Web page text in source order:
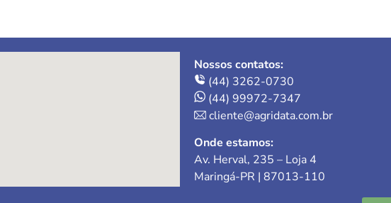
Nossos contatos:
(44) 3262-0730
(44) 99972-7347
cliente@agridata.com.br
Onde estamos:
Av. Herval, 235 – Loja 4
Maringá-PR | 87013-110